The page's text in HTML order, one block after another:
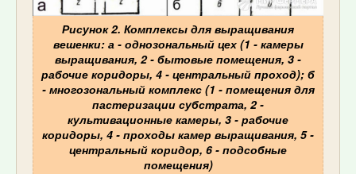
Рисунок 2. Комплексы для выращивания
вешенки: а - однозональный цех (1 - камеры
выращивания, 2 - бытовые помещения, 3 -
рабочие коридоры, 4 - центральный проход); б
- многозональный комплекс (1 - помещения для
пастеризации субстрата, 2 -
культивационные камеры, 3 - рабочие
коридоры, 4 - проходы камер выращивания, 5 -
центральный коридор, 6 - подсобные
помещения)